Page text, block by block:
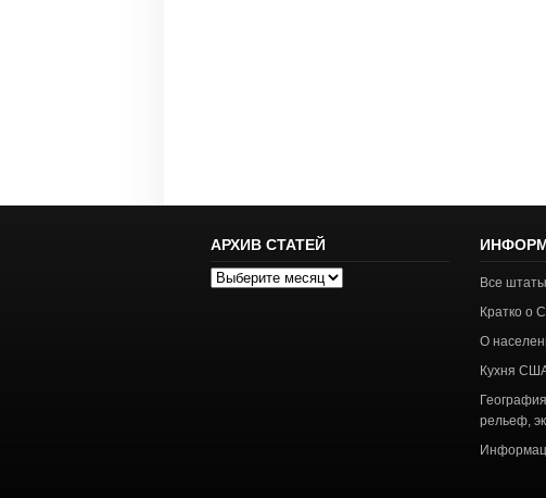
АРХИВ СТАТЕЙ
Архив
Все
Кратко о
О
Кухня
рельеф,